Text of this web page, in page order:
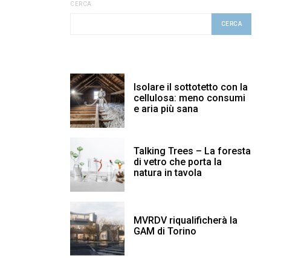
CERCA
CERCA
Isolare il sottotetto con la
cellulosa: meno consumi
e aria più sana
Talking Trees – La foresta
di vetro che porta la
natura in tavola
MVRDV riqualificherà la
GAM di Torino